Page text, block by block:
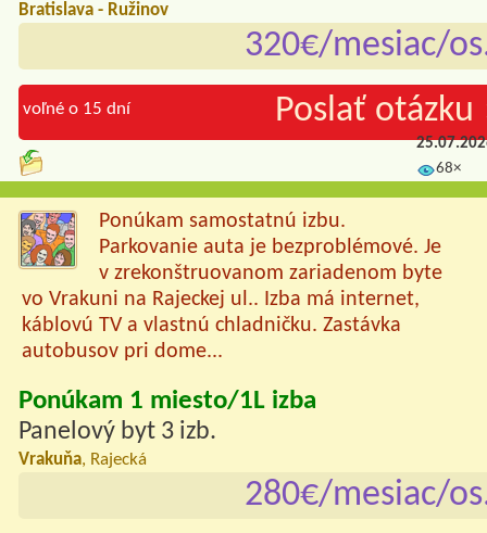
Bratislava - Ružinov
320€/mesiac/
voľné o 15 dní Poslať otázku
68×
Ponúkam samostatnú izbu.
Parkovanie auta je bezproblémové. Je
v zrekonštruovanom zariadenom byte
vo Vrakuni na Rajeckej ul.. Izba má internet,
káblovú TV a vlastnú chladničku. Zastávka
autobusov pri dome...
Ponúkam 1 miesto/1L izba
Panelový byt 3 izb.
Vrakuňa, Rajecká
280€/mesiac/